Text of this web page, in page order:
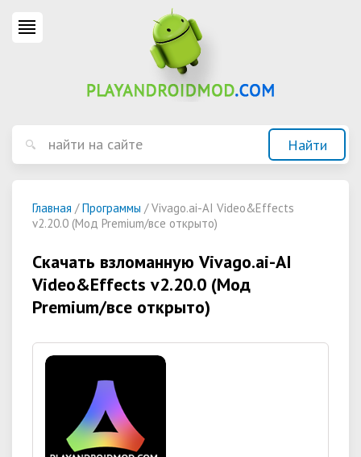
Главная /Программы / Vivago.ai-AI Video&Effects
v2.20.0 (Мод Premium/все открыто)
Скачать взломанную Vivago.ai-AI
Video&Effects v2.20.0 (Мод
Premium/все открыто)